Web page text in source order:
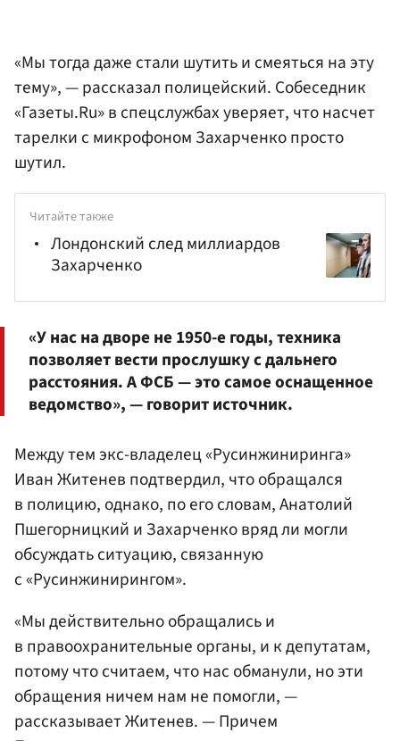
«Мы тогда даже стали шутить и смеяться на эту
тему», — рассказал полицейский. Собеседник
«Газеты.Ru» в спецслужбах уверяет, что насчет
тарелки с микрофоном Захарченко просто
шутил.
Читайте также
Лондонский след миллиардов
Захарченко
«У нас на дворе не 1950-е годы, техника
позволяет вести прослушку с дальнего
расстояния. АФСБ— это самое оснащенное
ведомство», — говорит источник.
Между тем экс-владелец «Русинжиниринга»
Иван Житенев подтвердил, что обращался
в полицию, однако, по его словам, Анатолий
Пшегорницкий и Захарченко вряд ли могли
обсуждать ситуацию, связанную
с «Русинжинирингом».
«Мы действительно обращались и
в правоохранительные органы, и к депутатам,
потому что считаем, что нас обманули, но эти
обращения ничем нам не помогли, —
рассказывает Житенев. — Причем